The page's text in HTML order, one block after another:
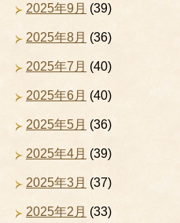
2025年9月 (39)
2025年8月 (36)
2025年7月 (40)
2025年6月 (40)
2025年5月 (36)
2025年4月 (39)
2025年3月 (37)
2025年2月 (33)